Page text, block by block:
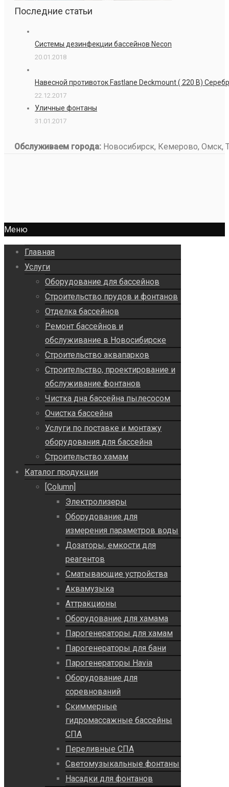
Последние статьи
Системы дезинфекции бассейнов Necon
20.01.2018
Навесной противоток Fastlane Deckmount ( 220 В)
22.12.2017
Уличные фонтаны
31.01.2017
Обслуживаем города: Новосибирск, Кемерово, Омск,
Меню
Главная
Услуги
Оборудование для бассейнов
Строительство прудов и фонтанов
Отделка бассейнов
Ремонт бассейнов и
обслуживание в Новосибирске
Строительство аквапарков
Строительство, проектирование и
обслуживание фонтанов
Чистка дна бассейна пылесосом
Очистка бассейна
Услуги по поставке и монтажу
оборудования для бассейна
Строительство хамам
Каталог продукции
[Column]
Электролизеры
Оборудование для
измерения параметров воды
Дозаторы, емкости для
реагентов
Сматывающие устройства
Аквамузыка
Аттракционы
Оборудование для хамама
Парогенераторы для хамам
Парогенераторы для бани
Парогенераторы Havia
Оборудование для
соревнований
Скиммерные
гидромассажные бассейны
СПА
Переливные СПА
Светомузыкальные фонтаны
Насадки для фонтанов